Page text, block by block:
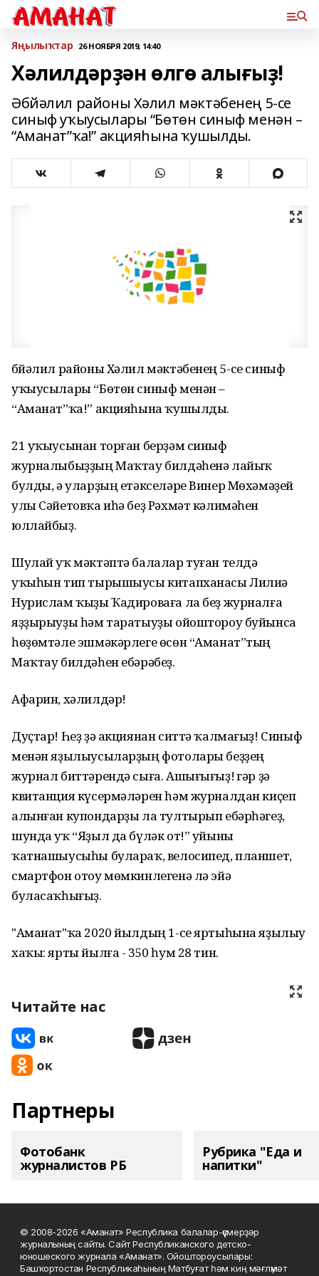
Яңылыҡтар 26 НОЯБРЯ 2019, 14:40
Хәлилдәрҙән өлгө алығыҙ!
Әбйәлил районы Хәлил мәктәбенең 5-се
синыф уҡыусылары “Бөтөн синыф менән –
“Аманат”ҡа!” акцияһына ҡушылды.
Әбйәлил районы Хәлил мәктәбенең 5-се синыф
уҡыусылары “Бөтөн синыф менән –
“Аманат”ҡа!” акцияһына ҡушылды.
21 уҡыусынан торған берҙәм синыф
журналыбыҙҙың Маҡтау билдәһенә лайыҡ
булды, ә уларҙың етәкселәре Винер Мөхәмәҙей
улы Сәйетовҡа иһә беҙ Рәхмәт кәлимәһен
юллайбыҙ.
Шулай уҡ мәктәптә балалар туған телдә
уҡыһын тип тырышыусы китапханасы Лилиә
Нурислам ҡыҙы Ҡадироваға ла беҙ журналға
яҙҙырыуҙы һәм таратыуҙы ойоштороу буйынса
һөҙөмтәле эшмәкәрлеге өсөн “Аманат”тың
Маҡтау билдәһен ебәрәбеҙ.
Афарин, хәлилдәр!
Дуҫтар! Һеҙ ҙә акциянан ситтә ҡалмағыҙ! Синыф
менән яҙылыусыларҙың фотолары беҙҙең
журнал биттәрендә сыға. Ашығығыҙ! Әгәр ҙә
квитанция күсермәләрен һәм журналдан киҫеп
алынған купондарҙы ла тултырып ебәрһәгеҙ,
шунда уҡ “Яҙыл да бүләк от!” уйыны
ҡатнашыусыһы булараҡ, велосипед, планшет,
смартфон отоу мөмкинлегенә лә эйә
буласаҡһығыҙ.
"Аманат"ҡа 2020 йылдың 1-се яртыһына яҙылыу
хаҡы: ярты йылға - 350 һум 28 тин.
Читайте нас
Партнеры
Фотобанк
журналистов РБ
Рубрика "Еда и
напитки"
© 2008-2026 «Аманат» Республика балалар-үҫмерҙәр
журналының сайты. Сайт Республиканского детско-
юношеского журнала «Аманат». Ойоштороусылары:
Башҡортостан Республикаһының Матбуғат һәм киң мәғлүмәт